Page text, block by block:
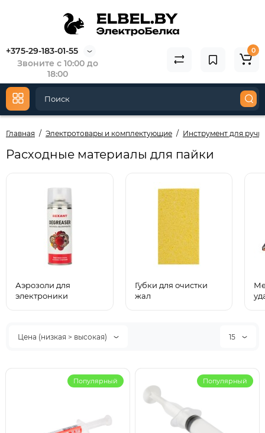
+375-29-183-01-55
Звоните с 10:00 до
18:00
0
Главная Электротовары и комплектующие Инструмент для
Расходные материалы для пайки
Аэрозоли для
электроники
Губки для очистки
жал
Цена (низкая > высокая) 15
Популярный Популярный